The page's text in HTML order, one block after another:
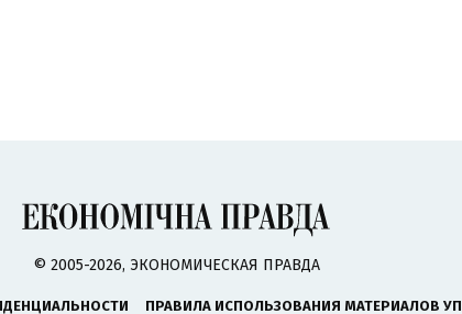
© 2005-2026, ЭКОНОМИЧЕСКАЯ ПРАВДА
ПРАВИЛА ИСПОЛЬЗОВАНИЯ МАТЕРИАЛОВ УП